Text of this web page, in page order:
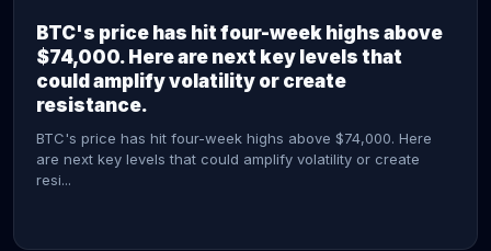
BTC's price has hit four-week highs above
$74,000. Here are next key levels that
could amplify volatility or create
resistance.
BTC's price has hit four-week highs above $74,000. Here
are next key levels that could amplify volatility or create
resi...